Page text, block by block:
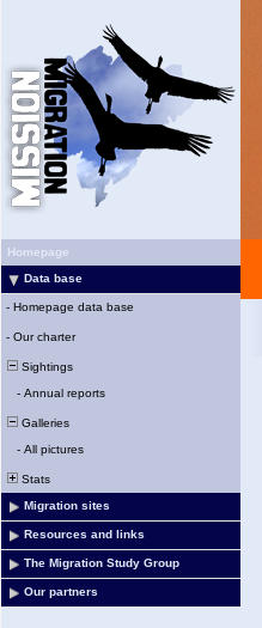
Homepage
Data base
- Homepage data base
- Our charter
Sightings
- Annual reports
Galleries
- All pictures
Stats
Migration sites
Resources and links
The Migration Study Group
Our partners